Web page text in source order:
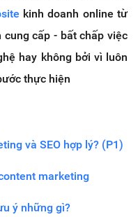
kinh doanh online từ
cấp - bất chấp việc
hay không bởi vì luôn
thực hiện
và SEO hợp lý? (P1)
marketing
ý những gì?